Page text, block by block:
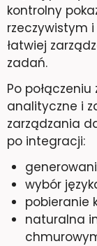
kontrolny
rzeczywistym
łatwiej
zadań.
Po połączeniu
analityczne i
zarządzania
po integracji:
wybór
pobieranie
naturalna